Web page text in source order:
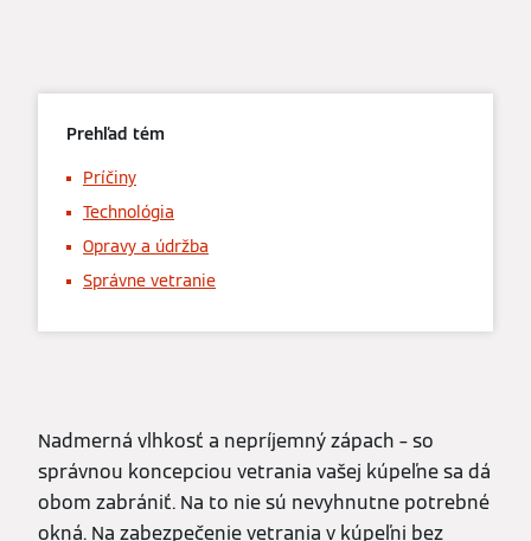
Prehľad tém
Príčiny
Technológia
Opravy a údržba
Správne vetranie
Nadmerná vlhkosť a nepríjemný zápach – so
správnou koncepciou vetrania vašej kúpeľne sa dá
obom zabrániť. Na to nie sú nevyhnutne potrebné
okná. Na zabezpečenie vetrania v kúpeľni bez